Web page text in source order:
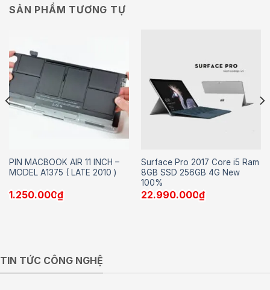
SẢN PHẨM TƯƠNG TỰ
PIN MACBOOK AIR 11 INCH –
MODEL A1375 ( LATE 2010 )
1.250.000₫
Surface Pro 2017 Core i5 Ram
8GB SSD 256GB 4G New
100%
22.990.000₫
TIN TỨC CÔNG NGHỆ